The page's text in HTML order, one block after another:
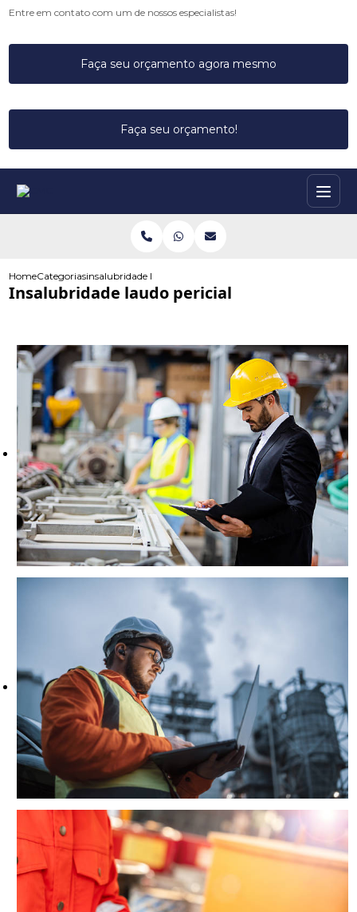
Entre em contato com um de nossos especialistas!
Faça seu orçamento agora mesmo
Faça seu orçamento!
HomeCategoriasinsalubridade laudo pericial
Insalubridade laudo pericial